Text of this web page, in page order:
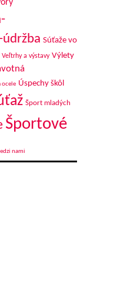
Súťaže vo
Veľtrhy a výstavy Výlety
ocele Úspechy škôl
Šport mladých
Športové
nami